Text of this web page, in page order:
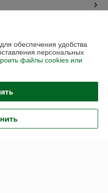
обеспечения удобства
персональных
файлы cookies или